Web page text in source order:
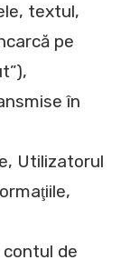
textul,
pe
în
Utilizatorul
de